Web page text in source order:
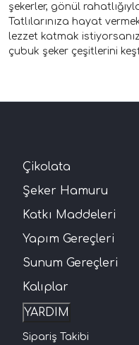
şekerler, gönül
Tatlılarınıza hayat
lezzet katmak
çubuk şeker çeşitlerini
Çikolata
Şeker Hamuru
Katkı Maddeleri
Yapım Gereçleri
Sunum Gereçleri
Kalıplar
YARDIM
Sipariş Takibi